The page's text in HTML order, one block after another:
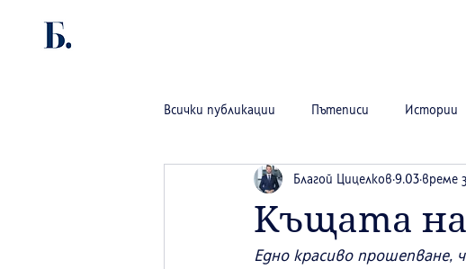
Всички публикации Пътеписи Истории
Къщата
Благой Цицелков 9.03 време
Едно красиво прошепване,